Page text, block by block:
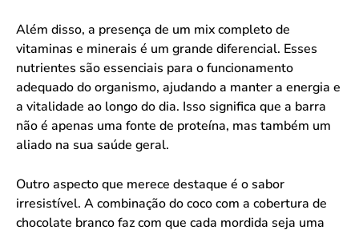
Além disso, a presença de um mix completo de
vitaminas e minerais é um grande diferencial. Esses
nutrientes são essenciais para o funcionamento
adequado do organismo, ajudando a manter a energia e
a vitalidade ao longo do dia. Isso significa que a barra
não é apenas uma fonte de proteína, mas também um
aliado na sua saúde geral.
Outro aspecto que merece destaque é o sabor
irresistível. A combinação do coco com a cobertura de
chocolate branco faz com que cada mordida seja uma